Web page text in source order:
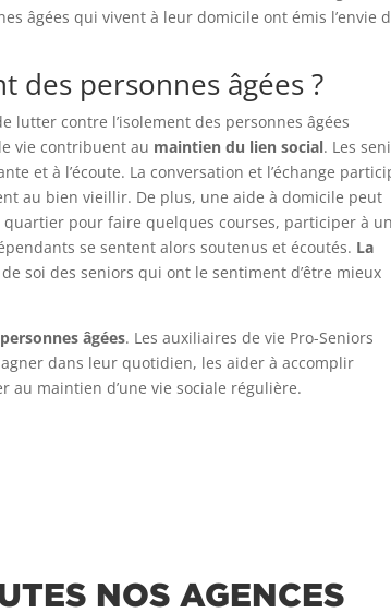
âgées qui vivent à leur domicile ont émis l’envie
des personnes âgées ?
lutter contre l’isolement des personnes âgées
vie contribuent au maintien du lien social. Les
et à l’écoute. La conversation et l’échange
au bien vieillir. De plus, une aide à domicile peut
pour faire quelques courses, participer à
se sentent alors soutenus et écoutés. La
soi des seniors qui ont le sentiment d’être mieux
âgées. Les auxiliaires de vie Pro-Seniors
dans leur quotidien, les aider à accomplir
au maintien d’une vie sociale régulière.
NOS AGENCES